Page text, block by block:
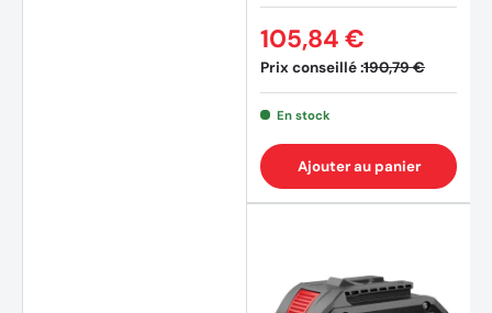
Prix conseillé :190,79 €
105,84 €
En stock
Ajouter au panier